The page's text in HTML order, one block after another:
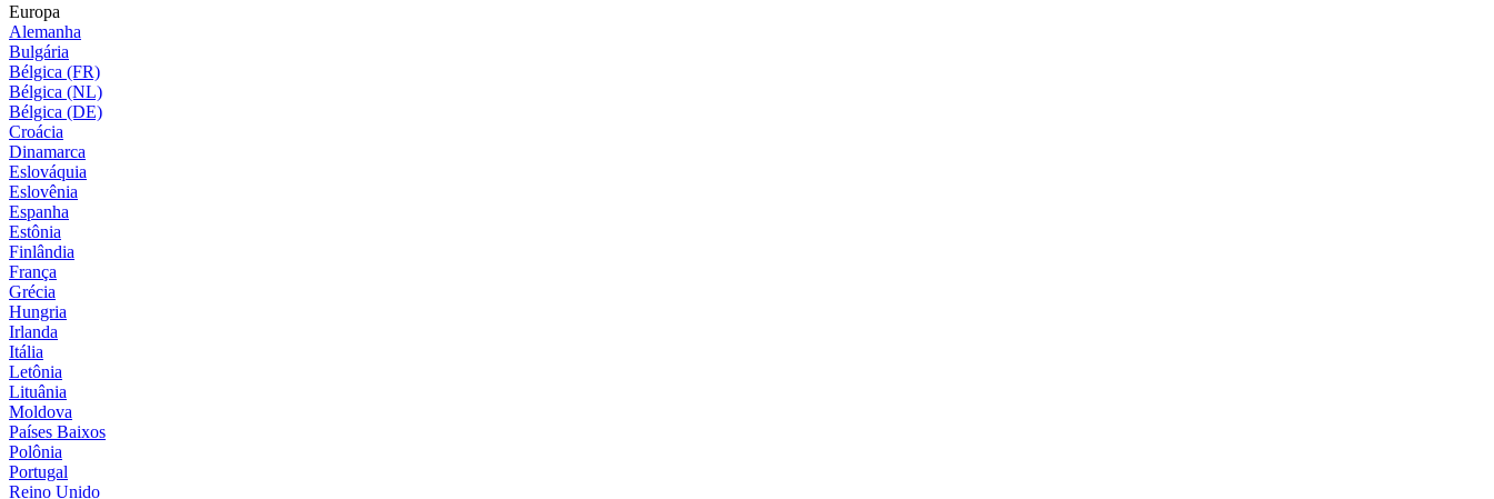
Europa
Alemanha
Bulgária
Bélgica (FR)
Bélgica (NL)
Bélgica (DE)
Croácia
Dinamarca
Eslováquia
Eslovênia
Espanha
Estônia
Finlândia
França
Grécia
Hungria
Irlanda
Itália
Letônia
Lituânia
Moldova
Países Baixos
Polônia
Portugal
Reino Unido